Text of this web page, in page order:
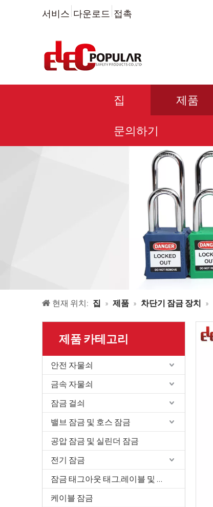
서비스 다운로드 접촉
집 제품
문의하기
현재 위치: 집 » 제품 » 차단기 잠금 장치 »
제품 카테고리
안전 자물쇠
금속 자물쇠
잠금 걸쇠
밸브 잠금 및 호스 잠금
공압 잠금 및 실린더 잠금
전기 잠금
잠금 태그아웃 태그,레이블 및 서명
케이블 잠금